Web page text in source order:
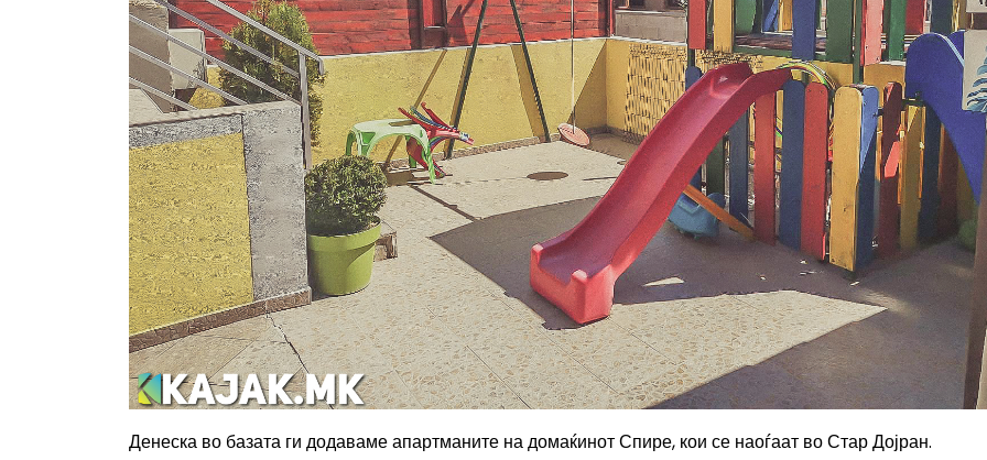
Денеска во базата ги додаваме апартманите на домаќинот Спире, кои се наоѓаат во Стар Дојран.